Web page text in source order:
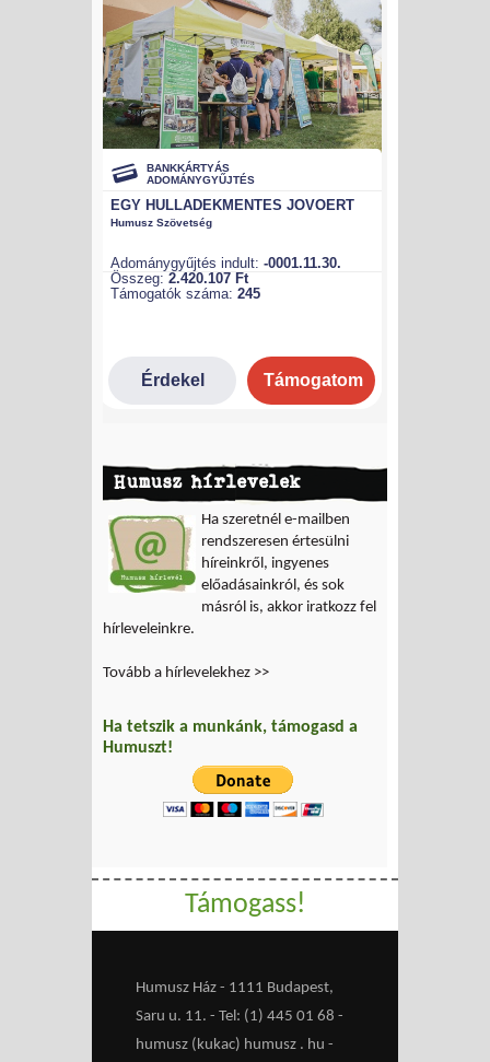
Humusz hírlevelek
Ha szeretnél e-mailben
rendszeresen értesülni
híreinkről, ingyenes
előadásainkról, és sok
másról is, akkor iratkozz fel
hírleveleinkre.
Tovább a hírlevelekhez >>
Ha tetszik a munkánk, támogasd a
Humuszt!
Támogass!
Humusz Ház - 1111 Budapest,
Saru u. 11. - Tel: (1) 445 01 68 -
humusz (kukac) humusz . hu -